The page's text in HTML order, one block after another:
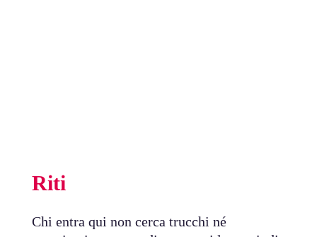
Riti
Chi entra qui non cerca trucchi né